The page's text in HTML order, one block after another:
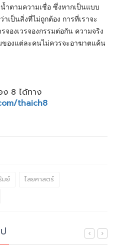
ำตามความเชื่อ ซึ่งหากเป็นแบบ
เป็นสิ่งที่ไม่ถูกต้อง การที่เราจะ
องเวรจองกรรมต่อกัน ความจริง
ของแต่ละคนไม่ควรจะอาฆาตแค้น
8 ได้ทาง
thaich8
มย์
ไสยศาสตร์